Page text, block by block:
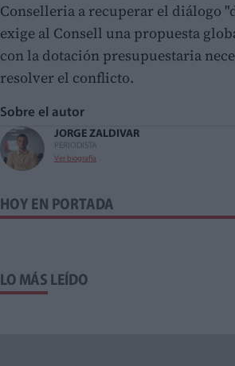
Conselleria a recuperar el diálogo
exige al Consell una propuesta
con la dotación presupuestaria
resolver el conflicto.
Sobre el autor
JORGE ZALDIVAR
PERIODISTA
Ver biografía
HOY EN PORTADA
LO MÁS LEÍDO